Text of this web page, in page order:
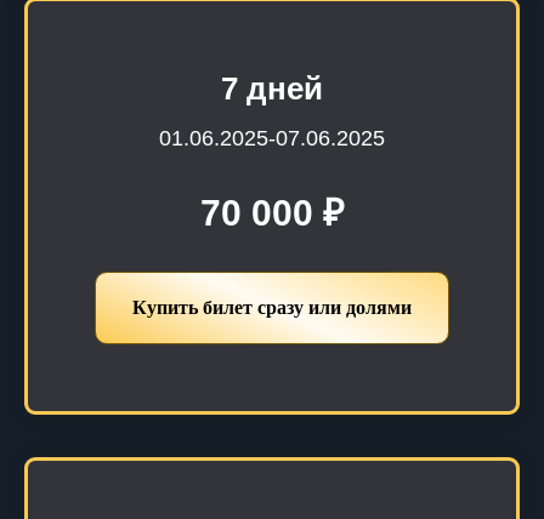
7 дней
01.06.2025-07.06.2025
70 000 ₽
Купить билет сразу или долями